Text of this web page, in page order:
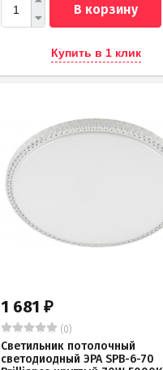
В корзину
Купить в 1 клик
1 681₽
(0)
Светильник потолочный
светодиодный ЭРА SPB-6-70